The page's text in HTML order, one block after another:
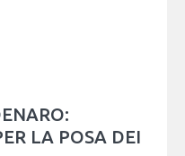
LA POSA DEI